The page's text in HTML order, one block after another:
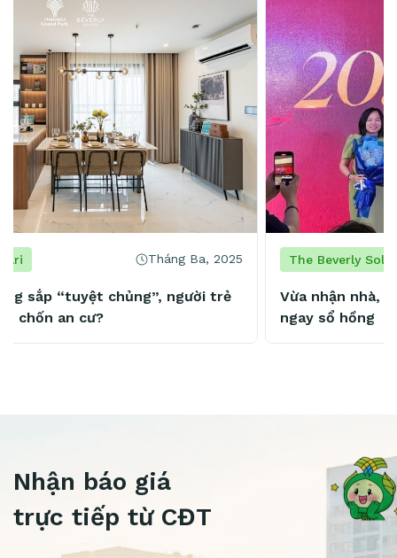
The Beverly Solari Tháng Hai, 2025
Vừa nhận nhà, cư dân The Beverly Solari nhận
ngay sổ hồng
Nhận báo giá
trực tiếp từ CĐT